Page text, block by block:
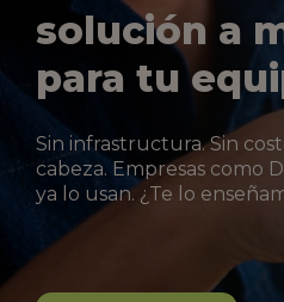
solución a
para tu
Sin infrastructura. Sin
cabeza. Empresas como
ya lo usan. ¿Te lo